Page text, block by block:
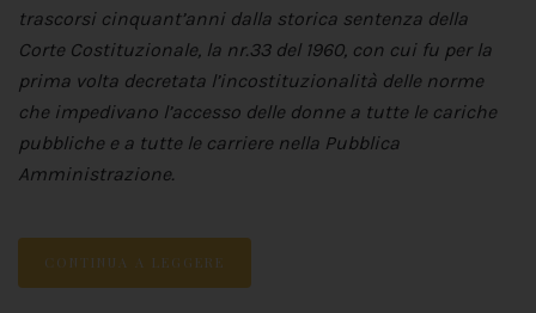
trascorsi cinquant’anni dalla storica sentenza della
Corte Costituzionale, la nr.33 del 1960, con cui fu per la
prima volta decretata l’incostituzionalità delle norme
che impedivano l’accesso delle donne a tutte le cariche
pubbliche e a tutte le carriere nella Pubblica
Amministrazione.
CONTINUA A LEGGERE